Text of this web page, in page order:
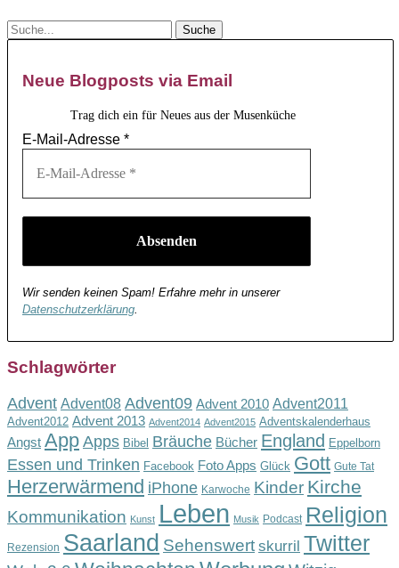
Neue Blogposts via Email
Trag dich ein für Neues aus der Musenküche
E-Mail-Adresse *
Wir senden keinen Spam! Erfahre mehr in unserer
Datenschutzerklärung
Schlagwörter
Advent Advent08 Advent09 Advent 2010 Advent2011
Advent2012 Advent 2013 Advent2014 Advent2015 Adventskalenderhaus
Angst App Apps Bibel Bräuche Bücher England Eppelborn
Essen und Trinken Facebook Foto Apps Glück Gott Gute Tat
Herzerwärmend iPhone Karwoche Kinder Kirche
Kommunikation Kunst Leben Musik Podcast Religion
Rezension Saarland Sehenswert skurril Twitter